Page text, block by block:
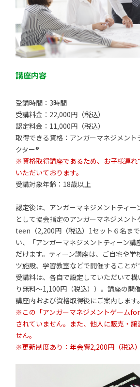
講座内容
受講時間：3時間
受講料金：22,000円（税込）
認定料金：11,000円（税込）
取得できる資格：アンガーマネジメント
クター®
※資格取得講座であるため、お子様連れ
いただいております。
受講対象年齢：18歳以上
認定後は、アンガーマネジメントティー
として協会指定のアンガーマネジメン
teen（2,200円（税込）1セット６名ま
い、「アンガーマネジメントティーン講
だけます。ティーン講座は、ご自宅や学
ツ施設、学習教室などで開催することが
受講料は、各自で設定していただいて
り無料～1,100円（税込））。講座の開
講座内および資格取得後にご案内します。
※この「アンガーマネジメントゲーム
されていません。また、他人に販売・
せん。
※更新制度あり：年会費2,200円（税込）